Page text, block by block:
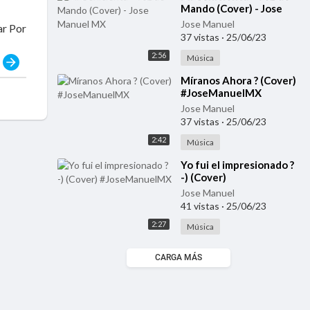
2:56
Mando (Cover) - Jose
Manuel MX
Jose Manuel
37 vistas · 25/06/23
Música
2:42
⁣Míranos Ahora ? (Cover)
#JoseManuelMX
Jose Manuel
37 vistas · 25/06/23
Música
2:27
⁣Yo fui el impresionado ?
-) (Cover)
#JoseManuelMX
Jose Manuel
41 vistas · 25/06/23
Música
CARGA MÁS
Por